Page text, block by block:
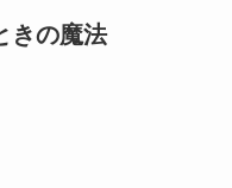
きの魔法